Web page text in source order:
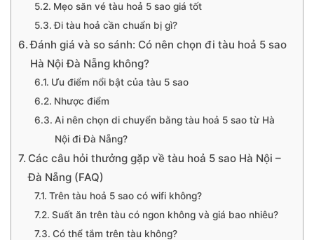
Mẹo săn vé tàu hoả 5 sao giá tốt
Đi tàu hoả cần chuẩn bị gì?
Đánh giá và so sánh: Có nên chọn đi tàu hoả 5 sao
Hà Nội Đà Nẵng không?
Ưu điểm nổi bật của tàu 5 sao
Nhược điểm
Ai nên chọn di chuyển bằng tàu hoả 5 sao từ Hà
Nội đi Đà Nẵng?
Các câu hỏi thưởng gặp về tàu hoả 5 sao Hà Nội –
Đà Nẵng (FAQ)
Trên tàu hoả 5 sao có wifi không?
Suất ăn trên tàu có ngon không và giá bao nhiêu?
Có thể tắm trên tàu không?